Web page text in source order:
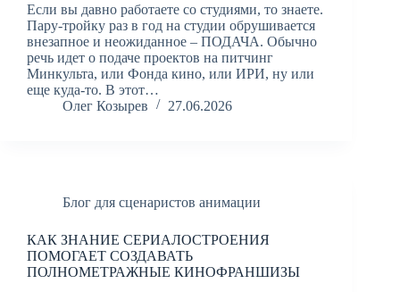
Если вы давно работаете со студиями, то знаете.
Пару-тройку раз в год на студии обрушивается
внезапное и неожиданное – ПОДАЧА. Обычно
речь идет о подаче проектов на питчинг
Минкульта, или Фонда кино, или ИРИ, ну или
еще куда-то. В этот…
Олег Козырев
27.06.2026
Блог для сценаристов анимации
КАК ЗНАНИЕ СЕРИАЛОСТРОЕНИЯ
ПОМОГАЕТ СОЗДАВАТЬ
ПОЛНОМЕТРАЖНЫЕ КИНОФРАНШИЗЫ